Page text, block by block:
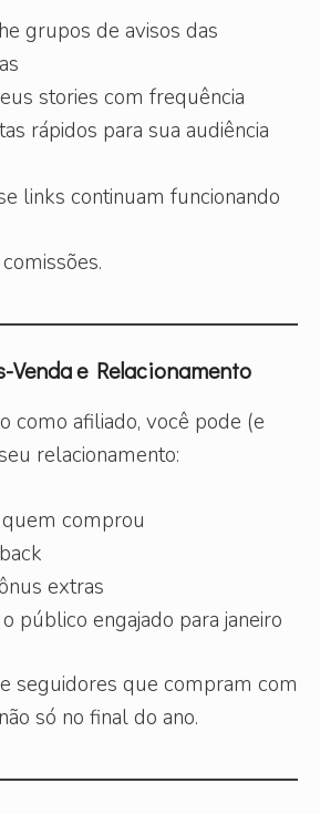
grupos de avisos das
stories com frequência
rápidos para sua audiência
links continuam funcionando
Venda e Relacionamento
como afiliado, você pode (e
relacionamento:
comprou
extras
público engajado para janeiro
seguidores que compram com
só no final do ano.